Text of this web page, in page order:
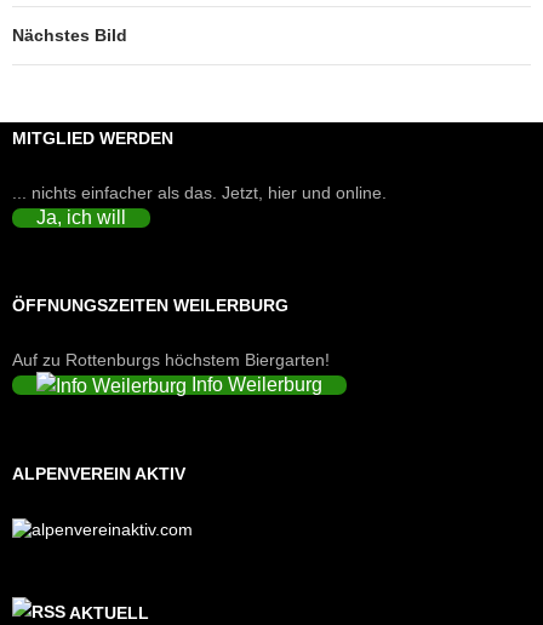
Nächstes Bild
MITGLIED WERDEN
... nichts einfacher als das. Jetzt, hier und online.
Ja, ich will
ÖFFNUNGSZEITEN WEILERBURG
Auf zu Rottenburgs höchstem Biergarten!
Info Weilerburg
ALPENVEREIN AKTIV
AKTUELL